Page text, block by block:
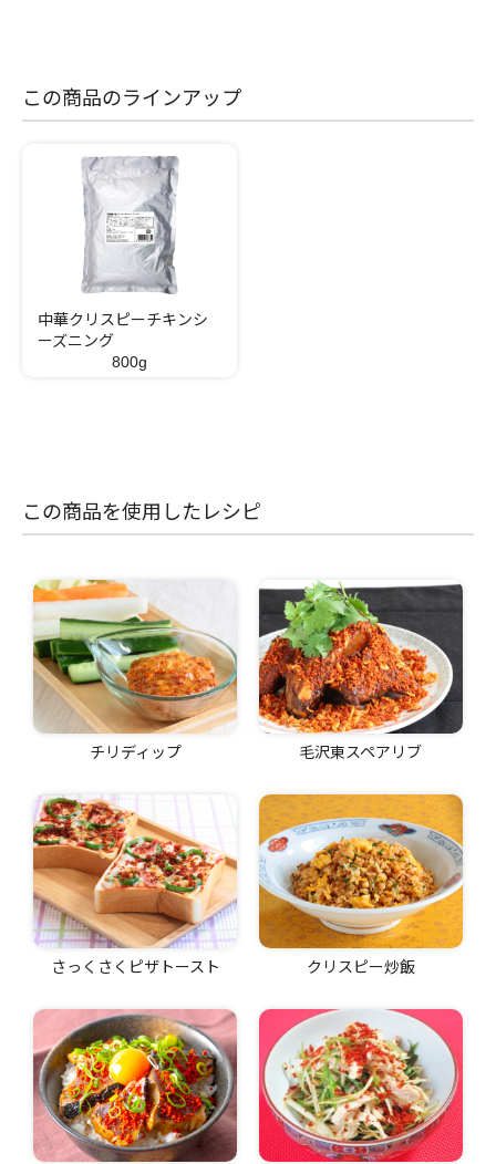
この商品のラインアップ
中華クリスピーチキンシ
ーズニング
800g
この商品を使用したレシピ
チリディップ 毛沢東スペアリブ
さっくさくピザトースト クリスピー炒飯